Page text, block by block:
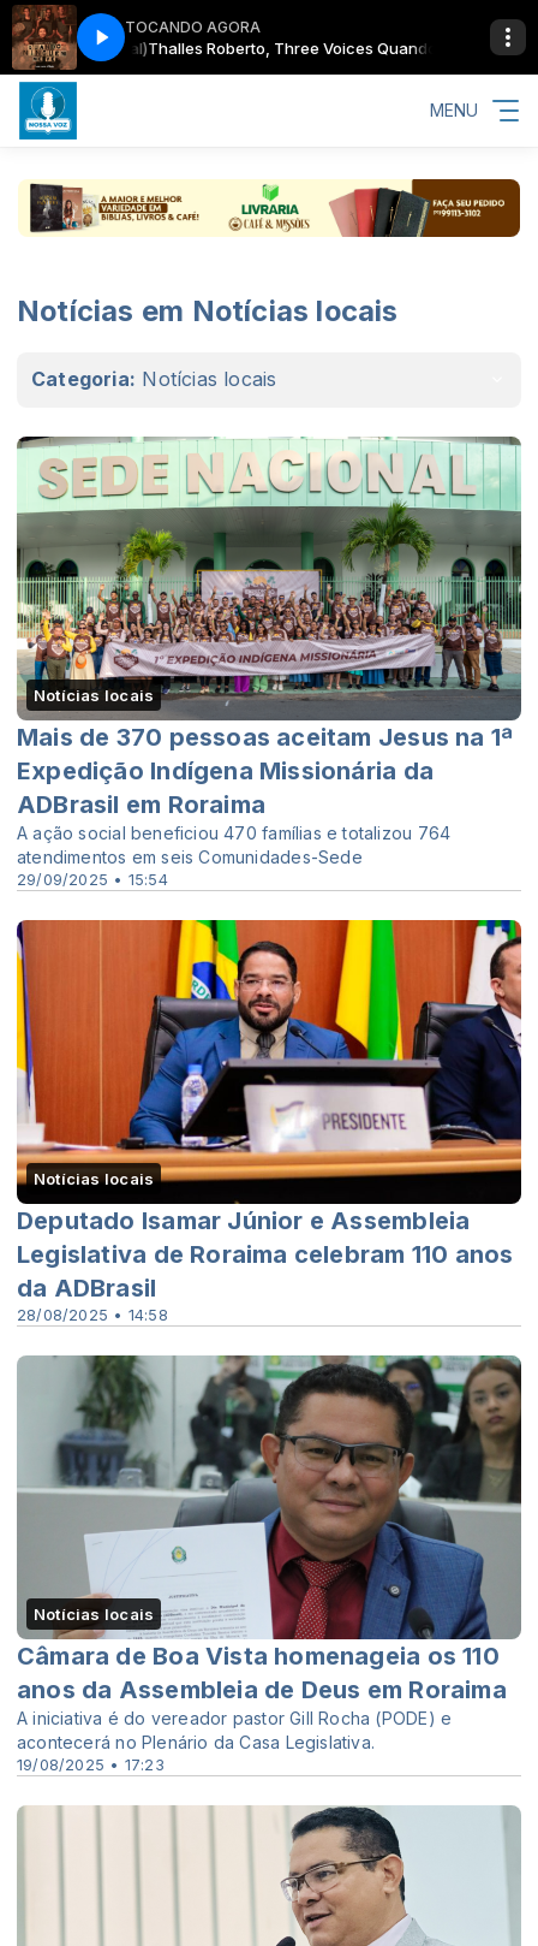
TOCANDO AGORA
Oficial)Thalles Roberto, Three Voices Quando Ninguém Me Vê (Clipe
MENU
Notícias em Notícias locais
Categoria: Notícias locais
Notícias locais
29/09/2025 • 15:54
Mais de 370 pessoas aceitam Jesus na 1ª
Expedição Indígena Missionária da
ADBrasil em Roraima
A ação social beneficiou 470 famílias e totalizou 764
atendimentos em seis Comunidades-Sede
Notícias locais
28/08/2025 • 14:58
Deputado Isamar Júnior e Assembleia
Legislativa de Roraima celebram 110 anos
da ADBrasil
Notícias locais
19/08/2025 • 17:23
Câmara de Boa Vista homenageia os 110
anos da Assembleia de Deus em Roraima
A iniciativa é do vereador pastor Gill Rocha (PODE) e
acontecerá no Plenário da Casa Legislativa.